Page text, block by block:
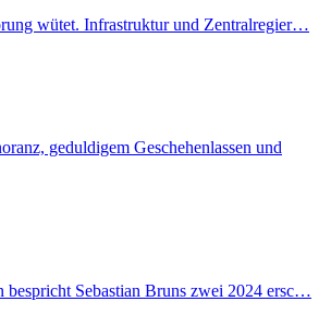
wütet. Infrastruktur und Zentralregier…
geduldigem Geschehenlassen und
bespricht Sebastian Bruns zwei 2024 ersc…